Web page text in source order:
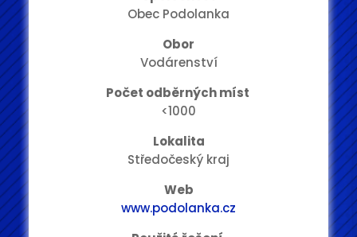
Obec Podolanka
Obor
Vodárenství
Počet odběrných míst
<1000
Lokalita
Středočeský kraj
Web
www.podolanka.cz